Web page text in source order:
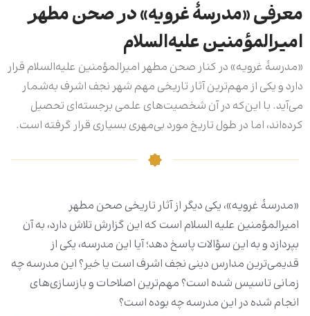
معرفی «مدرسۀ غرویه» در صحن مطهر
امیرالمؤمنین علیه‌السلام
«مدرسۀ غرویه» در کنار صحن مطهر امیرالمؤمنین علیه‌السلام قرار
دارد و یکی از مهم‌ترین آثار تاریخی مهم شهر نجف اشرف به‌شمار
می‌آید. با این‌که در آن شخصیت‌های علمی برجسته‌ای تحصیل
کرده‌اند، اما در طول تاریخ مورد بی‌مهری بسیاری قرار گرفته است.
«مدرسۀ غرویه»، یکی دیگر از آثار تاریخی صحن مطهر
امیرالمؤمنین علیه السلام است که این گزارش تلاش دارد، به آن
بپردازد و به این سؤالات پاسخ دهد؛ آیا این مدرسه، یکی از
قدیمی‌ترین مدارس دینی نجف اشرف است یا خیر؟ این مدرسه چه
زمانی تاسیس شده است؟ مهم‌ترین اصلاحات و بازسازی‌های
انجام شده در این مدرسه چه بوده است؟